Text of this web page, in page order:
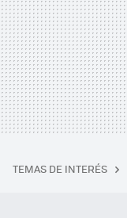
TEMAS DE INTERÉS